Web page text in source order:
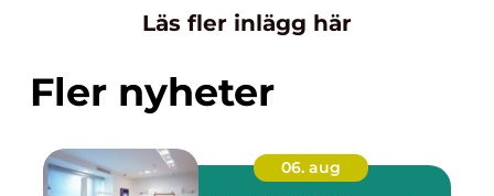
Läs fler inlägg här
Fler nyheter
06. aug